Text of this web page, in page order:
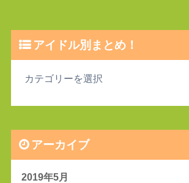
アイドル別まとめ！
アーカイブ
2019年5月